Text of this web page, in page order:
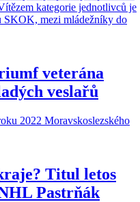
veterána
veslařů
Titul letos
Pastrňák